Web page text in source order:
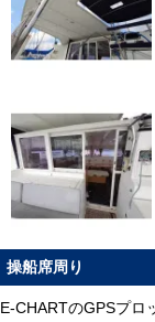
操船席周り
E-CHARTのGPSプロ